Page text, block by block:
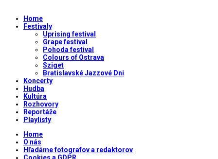
Home
Festivaly
Uprising festival
Grape festival
Pohoda festival
Colours of Ostrava
Sziget
Bratislavské Jazzové Dni
Koncerty
Hudba
Kultúra
Rozhovory
Reportáže
Playlisty
Home
O nás
Hľadáme fotografov a redaktorov